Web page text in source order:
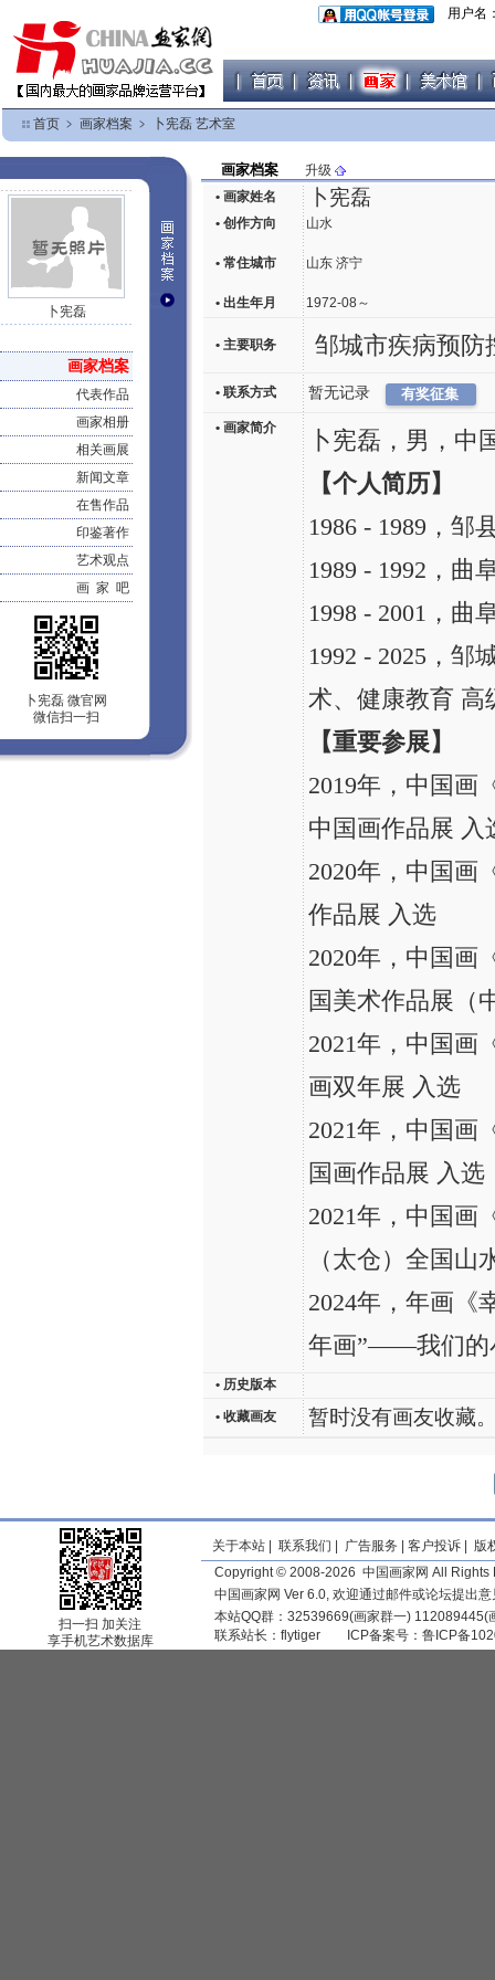
用户名
首页 ﹥ 画家档案 ﹥ 卜宪磊 艺术室
卜宪磊
画家档案
代表作品
画家相册
相关画展
新闻文章
在售作品
印鉴著作
艺术观点
画 家 吧
卜宪磊 微官网
微信扫一扫
画家档案
升级
• 画家姓名
卜宪磊
• 创作方向 山水
• 常住城市 山东 济宁
• 出生年月 1972-08～
• 主要职务 邹城市疾病预防
• 联系方式 暂无记录
• 画家简介
卜宪磊，男，中
【个人简历】
1986 - 1989，邹
1989 - 1992，曲
1998 - 2001，曲
1992 - 2025，邹
术、健康教育 高
【重要参展】
2019年，中国画
中国画作品展 入
2020年，中国画
作品展 入选
2020年，中国画
国美术作品展（
2021年，中国画
画双年展 入选
2021年，中国画
国画作品展 入选
2021年，中国画
（太仓）全国
2024年，年画《
年画”——我们的
• 历史版本
• 收藏画友 暂时没有画友收藏
扫一扫 加关注
享手机艺术数据库
关于本站 联系我们 广告服务 客户投诉
版
Copyright © 2008-2026 中国画家网 All Rights
中国画家网 Ver 6.0, 欢迎通过邮件或论坛提出
本站QQ群：32539669(画家群一)
联系站长： flytiger ICP备案号： 鲁ICP备